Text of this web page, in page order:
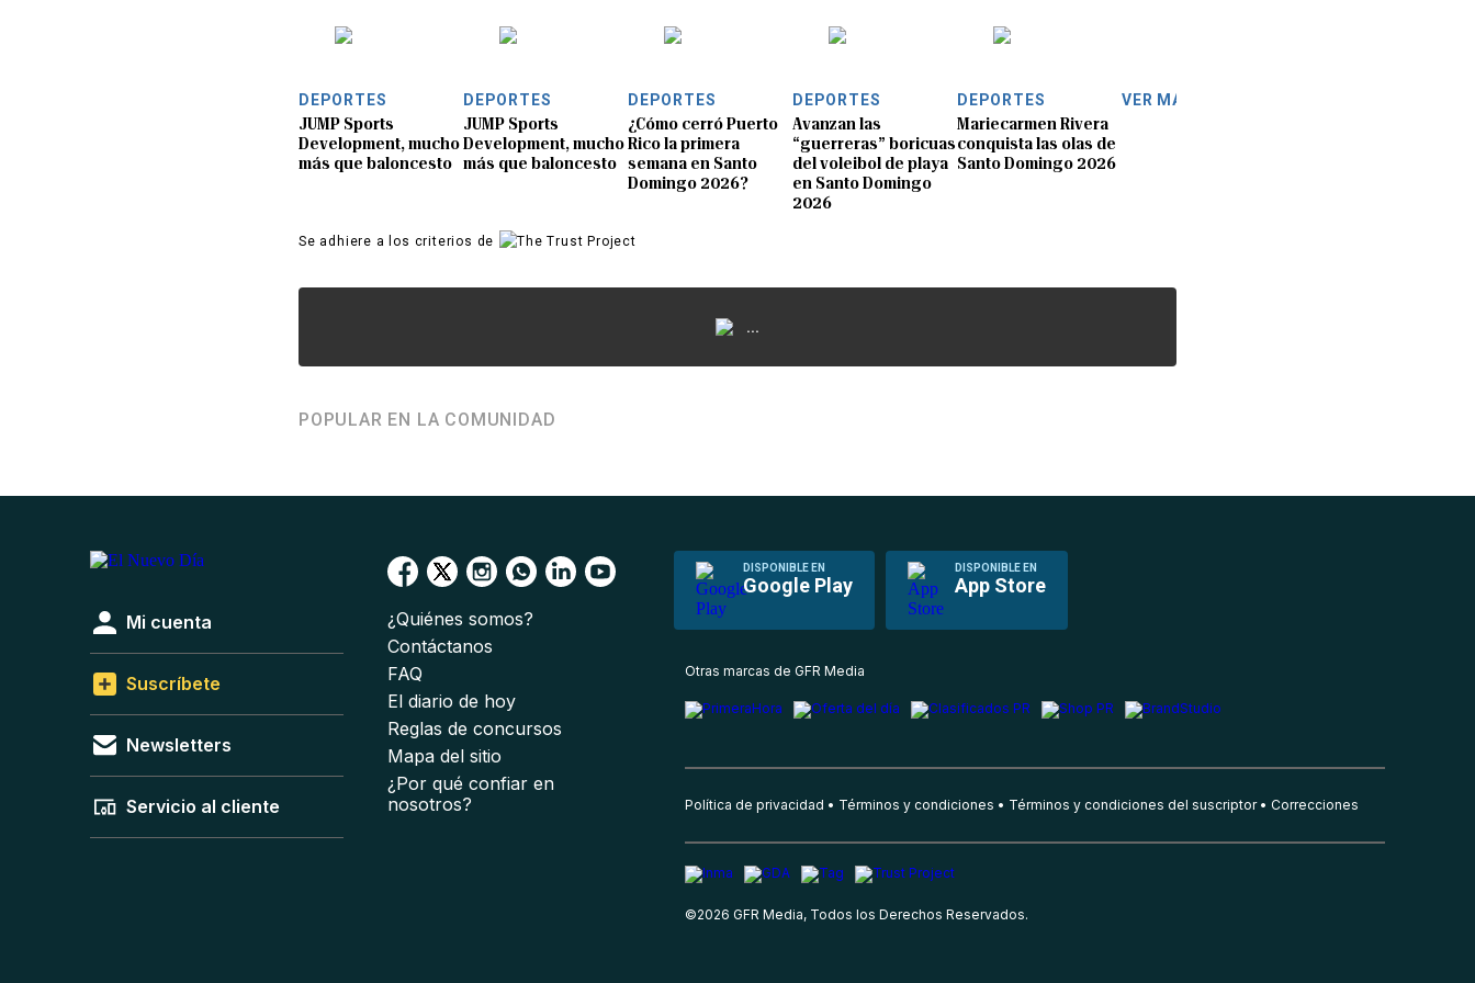
DEPORTES
JUMP Sports
Development, mucho
más que baloncesto
DEPORTES
JUMP Sports
Development, mucho
más que baloncesto
DEPORTES
¿Cómo cerró Puerto
Rico la primera
semana en Santo
Domingo 2026?
DEPORTES
Avanzan las
“guerreras” boricuas
del voleibol de playa
en Santo Domingo
2026
DEPORTES
Mariecarmen Rivera
conquista las olas de
Santo Domingo 2026
VER MÁS
Se adhiere a los criterios de
...
POPULAR EN LA COMUNIDAD
DISPONIBLE EN
Google Play
DISPONIBLE EN
App Store
Mi cuenta
Suscríbete
Newsletters
Servicio al cliente
¿Quiénes somos?
Contáctanos
FAQ
El diario de hoy
Reglas de concursos
Mapa del sitio
¿Por qué confiar en
nosotros?
Otras marcas de GFR Media
Política de privacidad Términos y condiciones Términos y condiciones del suscriptor Correcciones
©2026 GFR Media, Todos los Derechos Reservados.